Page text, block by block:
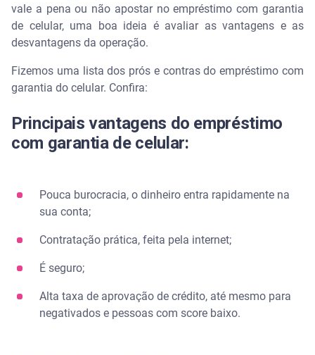
vale a pena ou não apostar no empréstimo com garantia
de celular, uma boa ideia é avaliar as vantagens e as
desvantagens da operação.
Fizemos uma lista dos prós e contras do empréstimo com
garantia do celular. Confira:
Principais vantagens do empréstimo
com garantia de celular:
Pouca burocracia, o dinheiro entra rapidamente na
sua conta;
Contratação prática, feita pela internet;
É seguro;
Alta taxa de aprovação de crédito, até mesmo para
negativados e pessoas com score baixo.